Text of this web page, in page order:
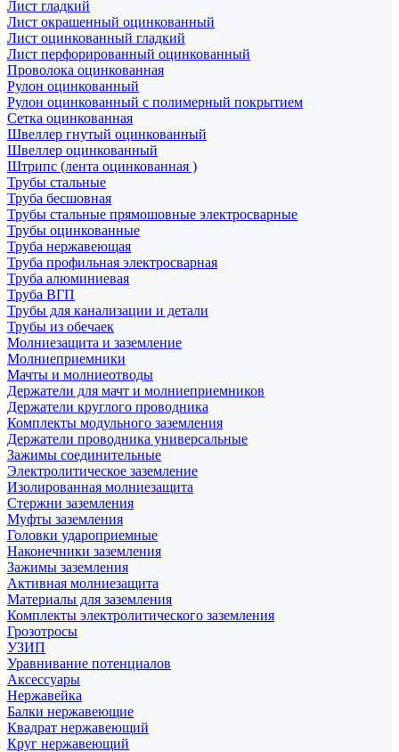
Лист гладкий
Лист окрашенный оцинкованный
Лист оцинкованный гладкий
Лист перфорированный оцинкованный
Проволока оцинкованная
Рулон оцинкованный
Рулон оцинкованный с полимерный покрытием
Сетка оцинкованная
Швеллер гнутый оцинкованный
Швеллер оцинкованный
Штрипс (лента оцинкованная )
Трубы стальные
Труба бесшовная
Трубы стальные прямошовные электросварные
Трубы оцинкованные
Труба нержавеющая
Труба профильная электросварная
Труба алюминиевая
Труба ВГП
Трубы для канализации и детали
Трубы из обечаек
Молниезащита и заземление
Молниеприемники
Мачты и молниеотводы
Держатели для мачт и молниеприемников
Держатели круглого проводника
Комплекты модульного заземления
Держатели проводника универсальные
Зажимы соединительные
Электролитическое заземление
Изолированная молниезащита
Стержни заземления
Муфты заземления
Головки удароприемные
Наконечники заземления
Зажимы заземления
Активная молниезащита
Материалы для заземления
Комплекты электролитического заземления
Грозотросы
УЗИП
Уравнивание потенциалов
Аксессуары
Нержавейка
Балки нержавеющие
Квадрат нержавеющий
Круг нержавеющий